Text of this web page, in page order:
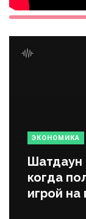
ЭКОНОМИКА
Шатдаун
когда
игрой